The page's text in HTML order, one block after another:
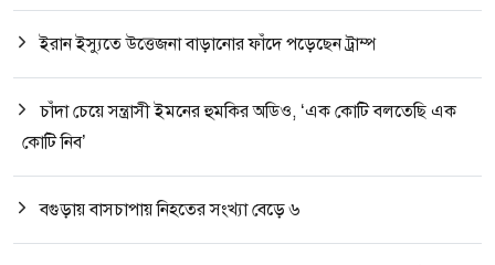
ইরান ইস্যুতে উত্তেজনা বাড়ানোর ফাঁদে পড়েছেন ট্রাম্প
চাঁদা চেয়ে সন্ত্রাসী ইমনের হুমকির অডিও, ‘এক কোটি বলতেছি এক
কোটি নিব’
বগুড়ায় বাসচাপায় নিহতের সংখ্যা বেড়ে ৬